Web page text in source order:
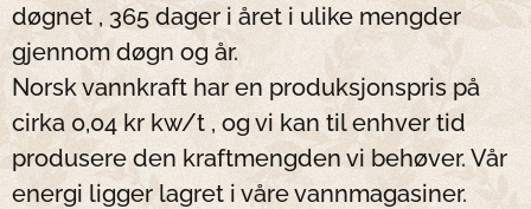
døgnet , 365 dager i året i ulike mengder
gjennom døgn og år.
Norsk vannkraft har en produksjonspris på
cirka 0,04 kr kw/t , og vi kan til enhver tid
produsere den kraftmengden vi behøver. Vår
energi ligger lagret i våre vannmagasiner.